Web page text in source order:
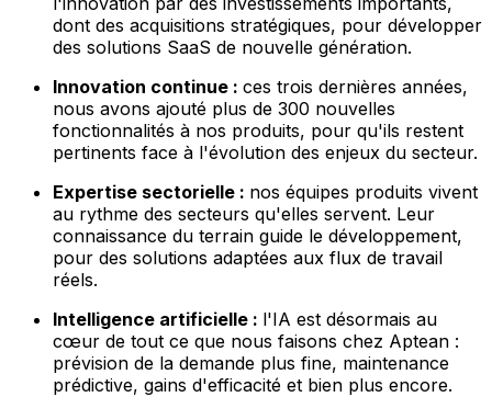
dont des acquisitions stratégiques, pour développer
des solutions SaaS de nouvelle génération.
Innovation continue : ces trois dernières années,
nous avons ajouté plus de 300 nouvelles
fonctionnalités à nos produits, pour qu'ils restent
pertinents face à l'évolution des enjeux du secteur.
Expertise sectorielle : nos équipes produits vivent
au rythme des secteurs qu'elles servent. Leur
connaissance du terrain guide le développement,
pour des solutions adaptées aux flux de travail
réels.
Intelligence artificielle : l'IA est désormais au
cœur de tout ce que nous faisons chez Aptean :
prévision de la demande plus fine, maintenance
prédictive, gains d'efficacité et bien plus encore.